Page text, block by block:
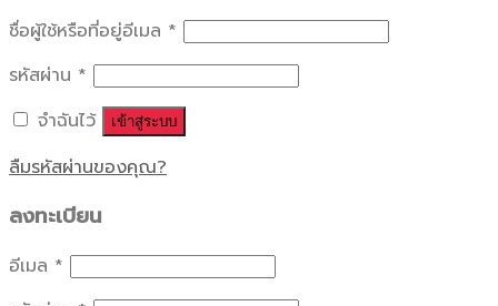
ชื่อผู้ใช้หรือที่อยู่อีเมล *
รหัสผ่าน *
จำฉันไว้
เข้าสู่ระบบ
ลืมรหัสผ่านของคุณ?
ลงทะเบียน
อีเมล *